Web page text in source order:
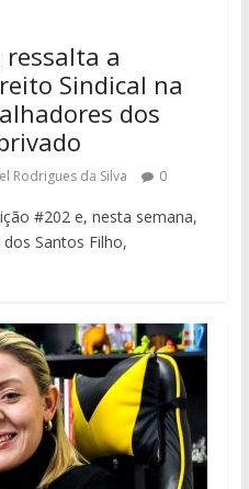
ressalta a
Sindical na
dos
Rodrigues da Silva 0
#202 e, nesta semana,
Santos Filho,